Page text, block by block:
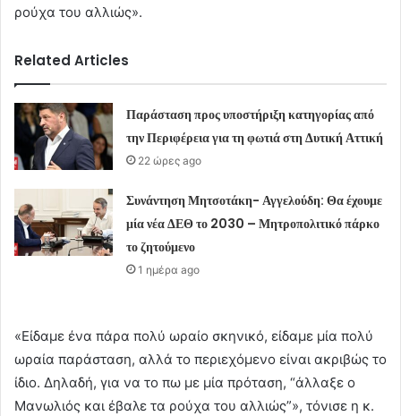
ρούχα του αλλιώς».
Related Articles
Παράσταση προς υποστήριξη κατηγορίας από
την Περιφέρεια για τη φωτιά στη Δυτική Αττική
22 ώρες ago
Συνάντηση Μητσοτάκη- Αγγελούδη: Θα έχουμε
μία νέα ΔΕΘ το 2030 – Μητροπολιτικό πάρκο
το ζητούμενο
1 ημέρα ago
«Είδαμε ένα πάρα πολύ ωραίο σκηνικό, είδαμε μία πολύ
ωραία παράσταση, αλλά το περιεχόμενο είναι ακριβώς το
ίδιο. Δηλαδή, για να το πω με μία πρόταση, “άλλαξε ο
Μανωλιός και έβαλε τα ρούχα του αλλιώς”», τόνισε η κ.